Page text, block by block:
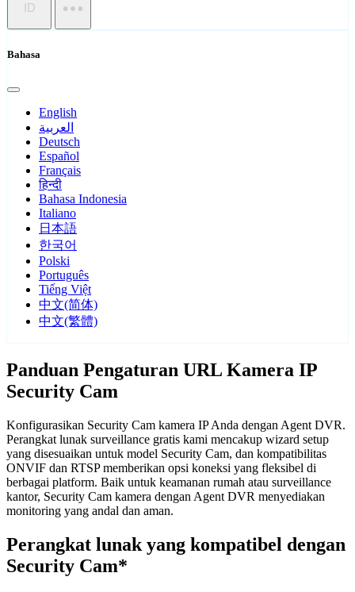
ID
Bahasa
English
العربية
Deutsch
Español
Français
हिन्दी
Bahasa Indonesia
Italiano
日本語
한국어
Polski
Português
Tiếng Việt
中文(简体)
中文(繁體)
Panduan Pengaturan URL Kamera IP
Security Cam
Konfigurasikan Security Cam kamera IP Anda dengan Agent DVR.
Perangkat lunak surveillance gratis kami mencakup wizard setup
yang disesuaikan untuk model Security Cam, dan kompatibilitas
ONVIF dan RTSP memberikan opsi koneksi yang fleksibel di
berbagai platform. Baik untuk keamanan rumah atau surveillance
kantor, Security Cam kamera dengan Agent DVR menyediakan
monitoring yang andal dan aman.
Perangkat lunak yang kompatibel dengan
Security Cam*